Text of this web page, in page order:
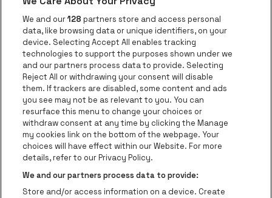
be•at app
be•at Corporate
be•at Business
Groepen
Helpcenter
Contact
Instagram
Facebook
Threads
TiktokYoutube
Be•at Tickets is een deel van be•at
be•at Tickets
Schijnpoortweg 119, 2170 Antwerpen
Be-At Venues
We and our128 partners store and access personal
data, like browsing data or unique identifiers, on your
device. Selecting Accept All enables tracking
technologies to support the purposes shown under we
and our partners process data to provide. Selecting
Reject All or withdrawing your consent will disable
them. If trackers are disabled, some content and ads
you see may not be as relevant to you. You can
resurface this menu to change your choices or
withdraw consent at any time by clicking the Manage
my cookies link on the bottom of the webpage. Your
choices will have effect within our Website. For more
details, refer to our Privacy Policy.
We and our partners process data to provide:
Store and/or access information on a device. Create